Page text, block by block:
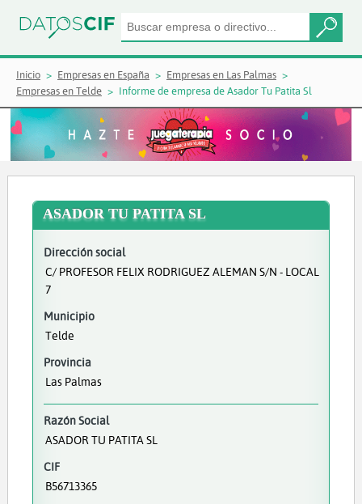
Inicio Empresas en España
Empresas en Las Palmas
Empresas en Telde
Informe de empresa de Asador Tu Patita Sl
ASADOR TU PATITA SL
Dirección social
C/ PROFESOR FELIX RODRIGUEZ ALEMAN S/N - LOCAL
7
Municipio
Telde
Provincia
Las Palmas
Razón Social
ASADOR TU PATITA SL
CIF
B56713365